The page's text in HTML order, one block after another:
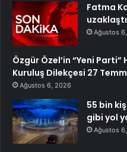
Fatma
Ağustos
Özgür Özel’in “Yeni
Kuruluş Dilekçesi 27
Ağustos 6, 2026
55 bin
gibi yol
Ağustos